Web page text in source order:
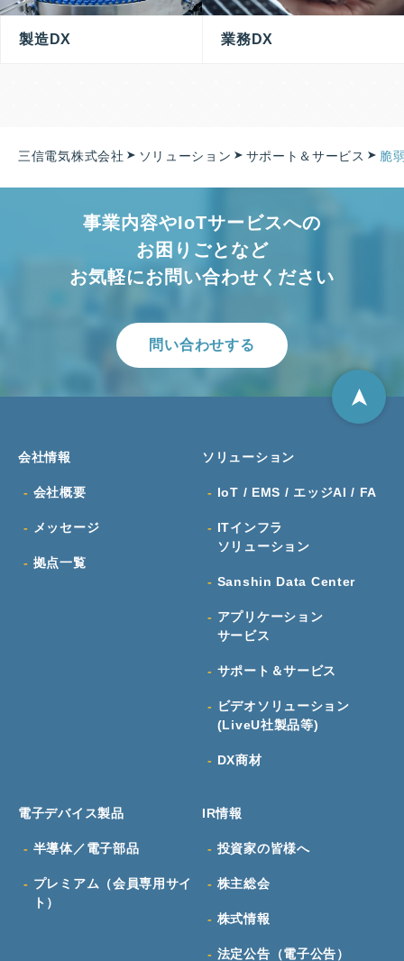
製造DX 業務DX
三信電気株式会社 ソリューション サポート＆サービス 脆
事業内容やIoTサービスへの
お困りごとなど
お気軽にお問い合わせください
問い合わせする
会社情報
会社概要
メッセージ
拠点一覧
ソリューション
IoT / EMS / エッジAI / FA
ITインフラ
ソリューション
Sanshin Data Center
アプリケーション
サービス
サポート＆サービス
ビデオソリューション
(LiveU社製品等)
DX商材
電子デバイス製品
半導体／電子部品
プレミアム（会員専用サイ
ト）
IR情報
投資家の皆様へ
株主総会
株式情報
法定公告（電子公告）